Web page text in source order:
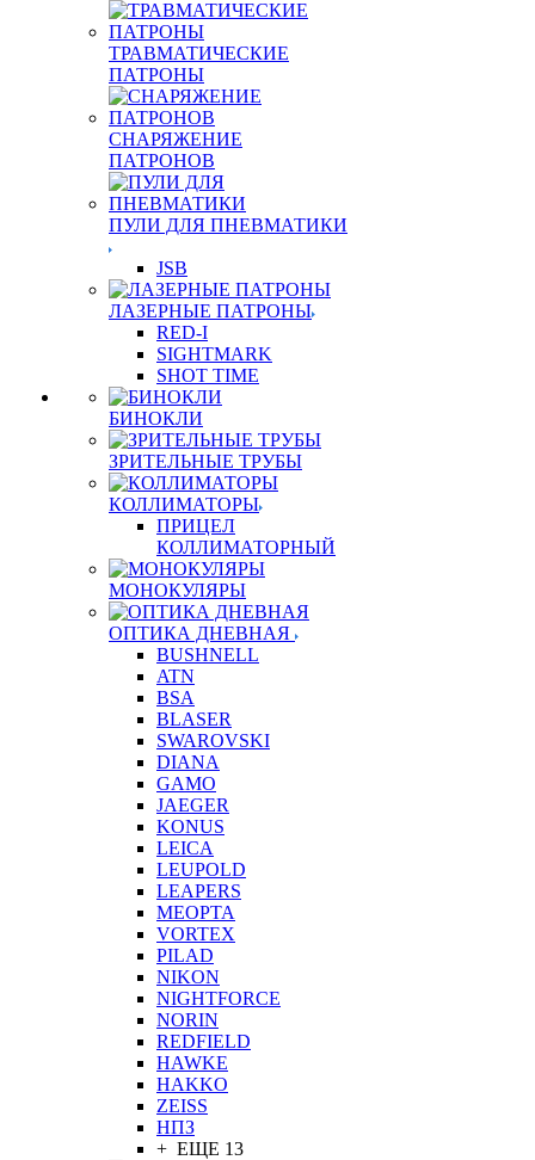
ТРАВМАТИЧЕСКИЕ
ПАТРОНЫ
СНАРЯЖЕНИЕ
ПАТРОНОВ
ПУЛИ ДЛЯ ПНЕВМАТИКИ
JSB
ЛАЗЕРНЫЕ ПАТРОНЫ
RED-I
SIGHTMARK
SHOT TIME
БИНОКЛИ
ЗРИТЕЛЬНЫЕ ТРУБЫ
КОЛЛИМАТОРЫ
ПРИЦЕЛ
КОЛЛИМАТОРНЫЙ
МОНОКУЛЯРЫ
ОПТИКА ДНЕВНАЯ
BUSHNELL
ATN
BSA
BLASER
SWAROVSKI
DIANA
GAMO
JAEGER
KONUS
LEICA
LEUPOLD
LEAPERS
MEOPTA
VORTEX
PILAD
NIKON
NIGHTFORCE
NORIN
REDFIELD
HAWKE
HAKKO
ZEISS
НПЗ
+ ЕЩЕ 13